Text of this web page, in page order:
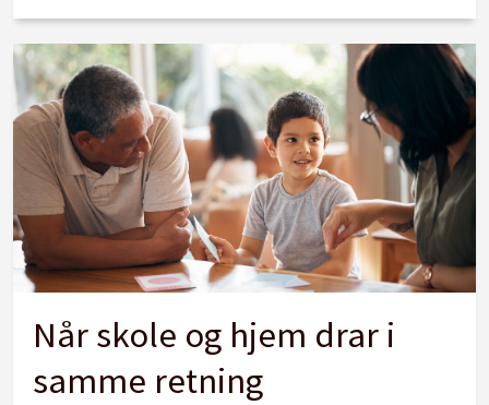
Når skole og hjem drar i
samme retning